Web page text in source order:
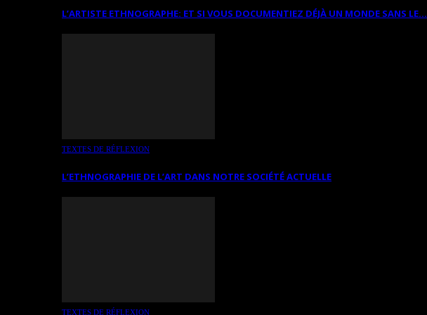
L’ARTISTE ETHNOGRAPHE: ET SI VOUS DOCUMENTIEZ DÉJÀ UN MONDE SANS LE…
TEXTES DE RÉFLEXION
L’ETHNOGRAPHIE DE L’ART DANS NOTRE SOCIÉTÉ ACTUELLE
TEXTES DE RÉFLEXION